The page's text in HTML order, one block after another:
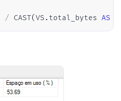
/ CAST(VS . total_bytes AS